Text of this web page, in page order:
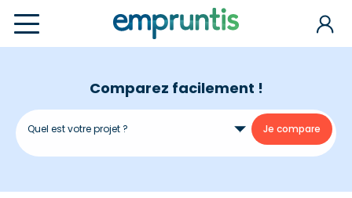
Comparez facilement !